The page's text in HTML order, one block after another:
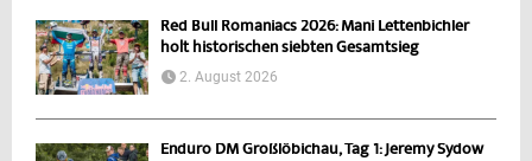
Red Bull Romaniacs 2026: Mani Lettenbichler
holt historischen siebten Gesamtsieg
2. August 2026
Enduro DM Großlöbichau, Tag 1: Jeremy Sydow